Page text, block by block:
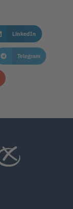
LinkedIn
Telegram